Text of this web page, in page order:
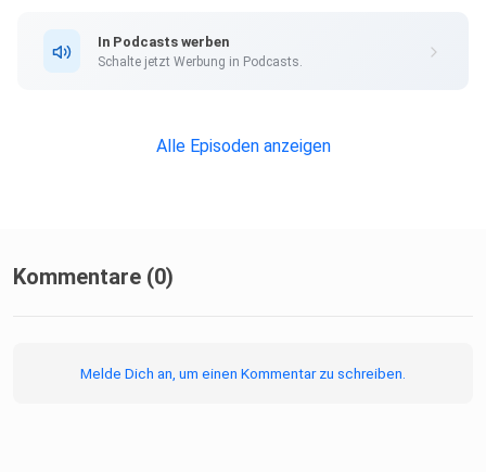
In Podcasts werben
Schalte jetzt Werbung in Podcasts.
Alle Episoden anzeigen
Kommentare (0)
Melde Dich an, um einen Kommentar zu schreiben.